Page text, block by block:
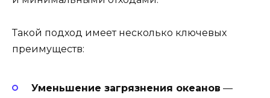
Такой подход имеет несколько ключевых
преимуществ:
Уменьшение загрязнения океанов —